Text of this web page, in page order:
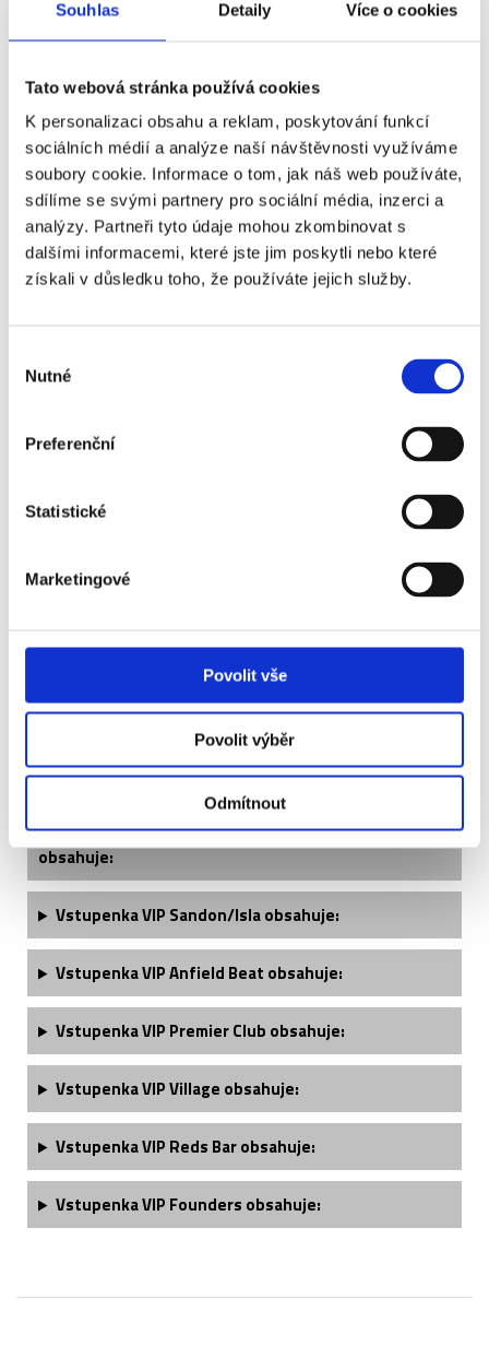
Souhlas Detaily Více o cookies
Tato webová stránka používá cookies
K personalizaci obsahu a reklam, poskytování funkcí
sociálních médií a analýze naší návštěvnosti využíváme
soubory cookie. Informace o tom, jak náš web používáte,
sdílíme se svými partnery pro sociální média, inzerci a
analýzy. Partneři tyto údaje mohou zkombinovat s
dalšími informacemi, které jste jim poskytli nebo které
získali v důsledku toho, že používáte jejich služby.
souhlasu
Nutné
Preferenční
Statistické
Marketingové
Povolit vše
Povolit výběr
Odmítnout
Název Příplatek
Liverpool FC - Crystal
Palace - VIP Village
+790 Kč
Liverpool FC - Crystal
Palace - VIP Sports
+920 Kč
Palace - VIP Sports
Liverpool FC - Crystal
Club
+3 670 Kč
Palace - VIP Anfield
Beat
Liverpool - popis vstupenek ↓
Vstupenka VIP Sports Bar - Bronze / Silver / Gold
obsahuje:
Vstupenka VIP Sandon/Isla obsahuje:
Vstupenka VIP Anfield Beat obsahuje:
Vstupenka VIP Premier Club obsahuje​:
Vstupenka VIP Village obsahuje:
Vstupenka VIP Reds Bar obsahuje:
Vstupenka VIP Founders obsahuje: